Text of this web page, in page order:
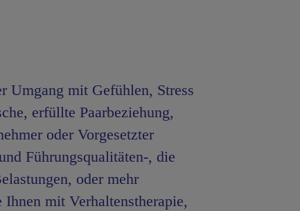
Umgang mit Gefühlen, Stress
erfüllte Paarbeziehung,
oder Vorgesetzter
Führungsqualitäten-, die
oder mehr
mit Verhaltenstherapie,